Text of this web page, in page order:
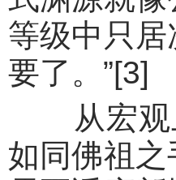
等级中只
要了。”[3]
从宏观上
如同佛祖